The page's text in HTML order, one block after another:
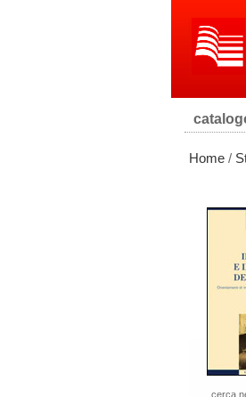
Home /
cerca